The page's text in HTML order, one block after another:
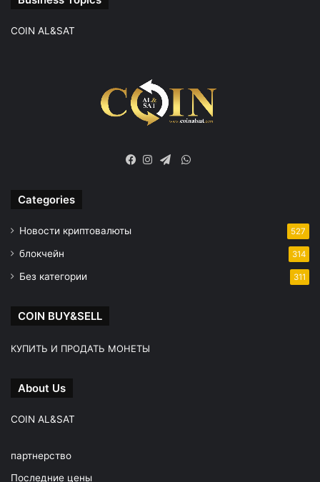
COIN AL&SAT
WhatsApp
Categories
Новости криптовалюты 527
блокчейн 314
Без категории 311
COIN BUY&SELL
КУПИТЬ И ПРОДАТЬ МОНЕТЫ
About Us
COIN AL&SAT
партнерство
Последние цены